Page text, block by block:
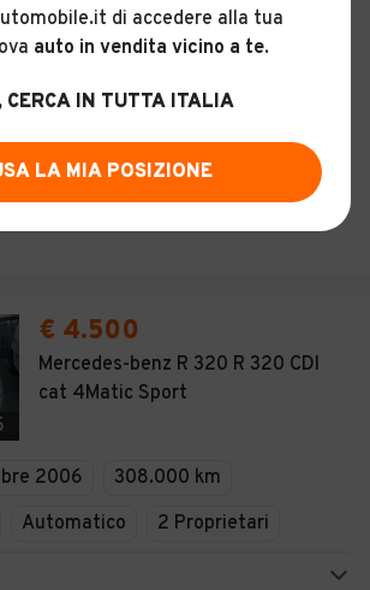
Garanzie
ROMANA S.R.L.
€ 4.500
Mercedes-benz R 320 R 320 CDI
cat 4Matic Sport
2006
308.000 km
Automatico 2 Proprietari
di accedere alla tua
auto in vendita vicino a te.
CERCA IN TUTTA ITALIA
LA MIA POSIZIONE